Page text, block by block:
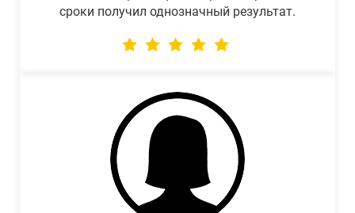
сроки получил однозначный результат.